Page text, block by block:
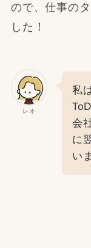
ので、仕事の
した！
レオ
私
会
に
い